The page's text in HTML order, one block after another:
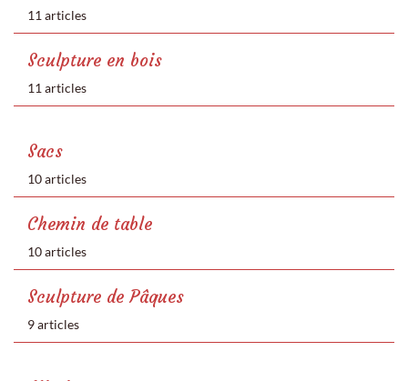
11 articles
Sculpture en bois
11 articles
Sacs
10 articles
Chemin de table
10 articles
Sculpture de Pâques
9 articles